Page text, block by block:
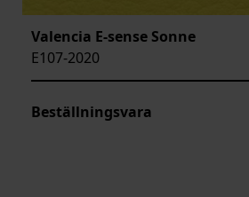
Valencia E-sense Sonne
E107-2020
Beställningsvara